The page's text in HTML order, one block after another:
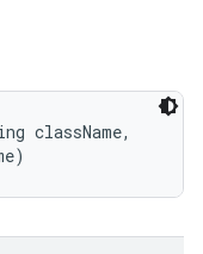
className,